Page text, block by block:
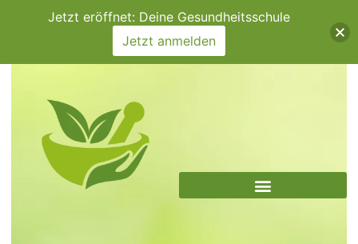
Jetzt eröffnet: Deine Gesundheitsschule
Jetzt anmelden